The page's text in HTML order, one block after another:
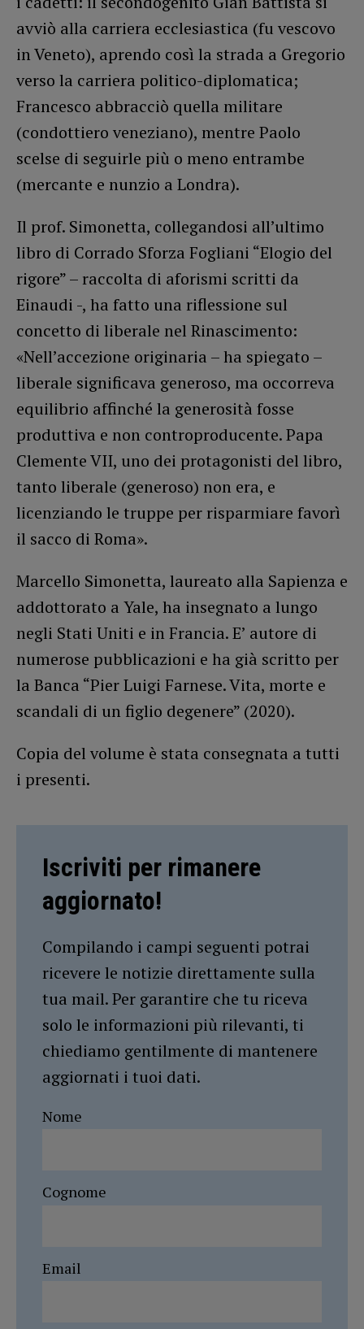
avviò alla carriera ecclesiastica (fu vescovo
in Veneto), aprendo così la strada a Gregorio
verso la carriera politico-diplomatica;
Francesco abbracciò quella militare
(condottiero veneziano), mentre Paolo
scelse di seguirle più o meno entrambe
(mercante e nunzio a Londra).
Il prof. Simonetta, collegandosi all’ultimo
libro di Corrado Sforza Fogliani “Elogio del
rigore” – raccolta di aforismi scritti da
Einaudi -, ha fatto una riflessione sul
concetto di liberale nel Rinascimento:
«Nell’accezione originaria – ha spiegato –
liberale significava generoso, ma occorreva
equilibrio affinché la generosità fosse
produttiva e non controproducente. Papa
Clemente VII, uno dei protagonisti del libro,
tanto liberale (generoso) non era, e
licenziando le truppe per risparmiare favorì
il sacco di Roma».
Marcello Simonetta, laureato alla Sapienza e
addottorato a Yale, ha insegnato a lungo
negli Stati Uniti e in Francia. E’ autore di
numerose pubblicazioni e ha già scritto per
la Banca “Pier Luigi Farnese. Vita, morte e
scandali di un figlio degenere” (2020).
Copia del volume è stata consegnata a tutti
i presenti.
Iscriviti per rimanere
aggiornato!
Compilando i campi seguenti potrai
ricevere le notizie direttamente sulla
tua mail. Per garantire che tu riceva
solo le informazioni più rilevanti, ti
chiediamo gentilmente di mantenere
aggiornati i tuoi dati.
Nome
Cognome
Email